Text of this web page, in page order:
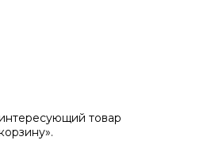
товар